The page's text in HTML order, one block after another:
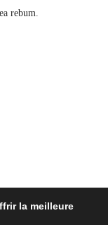
rebum.
la meilleure